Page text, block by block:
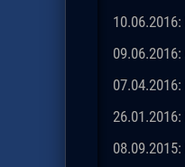
10.06.2016:
09.06.2016:
07.04.2016:
26.01.2016:
08.09.2015: